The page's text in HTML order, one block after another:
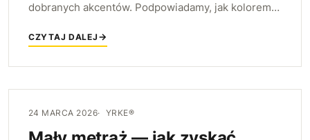
dobranych akcentów. Podpowiadamy, jak kolorem,
wprowadzić wiosenny nastrój.
CZYTAJ DALEJ
24 MARCA 2026 YRKE®